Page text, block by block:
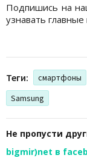
Подпишись на
узнавать главные
Теги: смартфоны
Samsung
Не пропусти
bigmir)net в